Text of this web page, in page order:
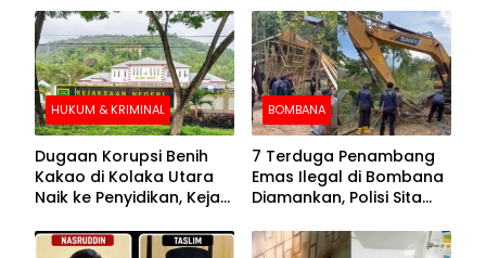
HUKUM & KRIMINAL
Dugaan Korupsi Benih
Kakao di Kolaka Utara
Naik ke Penyidikan, Kejari
BOMBANA
7 Terduga Penambang
Emas Ilegal di Bombana
Diamankan, Polisi Sita
Crusher